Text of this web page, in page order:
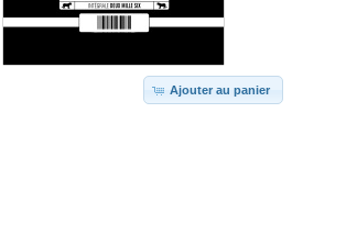
Ajouter au panier